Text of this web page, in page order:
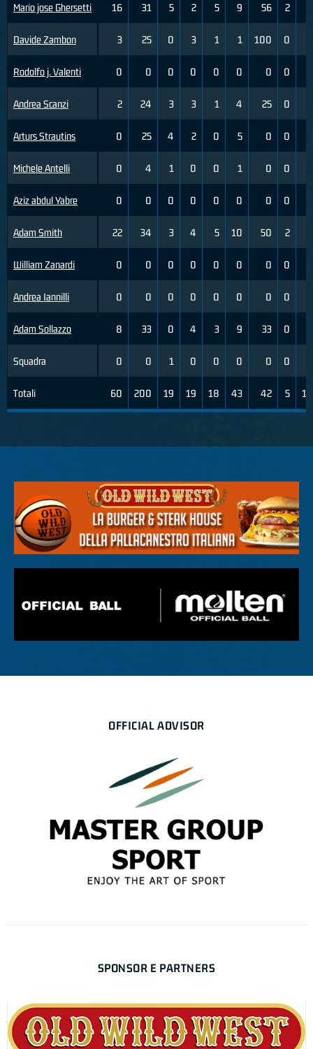
Mario jose Ghersetti
Davide Zambon
Rodolfo j. Valenti
Andrea Scanzi
Arturs Strautins
Michele Antelli
Aziz abdul Yabre
Adam Smith
William Zanardi
Andrea Iannilli
Adam Sollazzo
Squadra
Totali
16 31 5 2 5 9 56 2
3 25 0 3 1 1 100 0
0 0 0 0 0 0 0 0
2 24 3 3 1 4 25 0
0 25 4 2 0 5 0 0
0 4 1 0 0 1 0 0
0 0 0 0 0 0 0 0
22 34 3 4 5 10 50 2
0 0 0 0 0 0 0 0
0 0 0 0 0 0 0 0
8 33 0 4 3 9 33 0
0 0 1 0 0 0 0 0
60 200 19 19 18 43 42 5 18
OFFICIAL ADVISOR
SPONSOR E PARTNERS